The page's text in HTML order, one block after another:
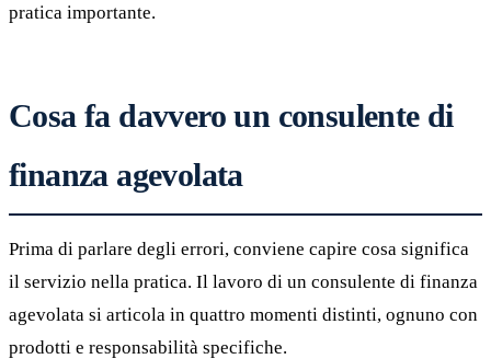
pratica importante.
Cosa fa davvero un consulente di
finanza agevolata
Prima di parlare degli errori, conviene capire cosa significa
il servizio nella pratica. Il lavoro di un consulente di finanza
agevolata si articola in quattro momenti distinti, ognuno con
prodotti e responsabilità specifiche.